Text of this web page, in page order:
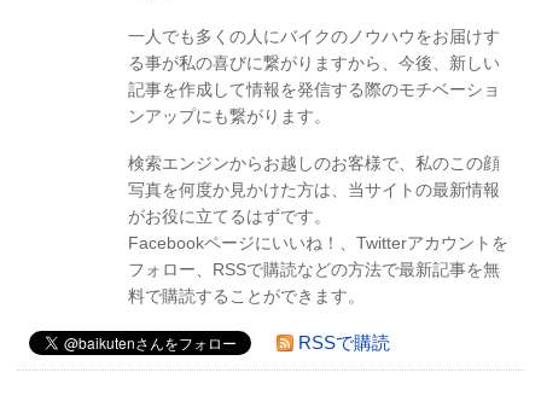
一人でも多くの人にバイクのノウハウをお届けす
る事が私の喜びに繋がりますから、今後、新しい
記事を作成して情報を発信する際のモチベーショ
ンアップにも繋がります。
検索エンジンからお越しのお客様で、私のこの顔
写真を何度か見かけた方は、当サイトの最新情報
がお役に立てるはずです。
Facebookページにいいね！、Twitterアカウントを
フォロー、RSSで購読などの方法で最新記事を無
料で購読することができます。
RSSで購読